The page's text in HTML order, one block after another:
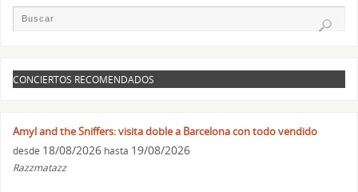
CONCIERTOS RECOMENDADOS
Amyl and the Sniffers: visita doble a Barcelona con todo vendido
desde 18/08/2026 hasta 19/08/2026
Razzmatazz